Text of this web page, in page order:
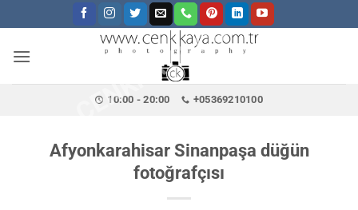
atla
CENKKAYA.COM.TR
10:00 - 20:00 +05369210100
Afyonkarahisar Sinanpaşa düğün
fotoğrafçısı